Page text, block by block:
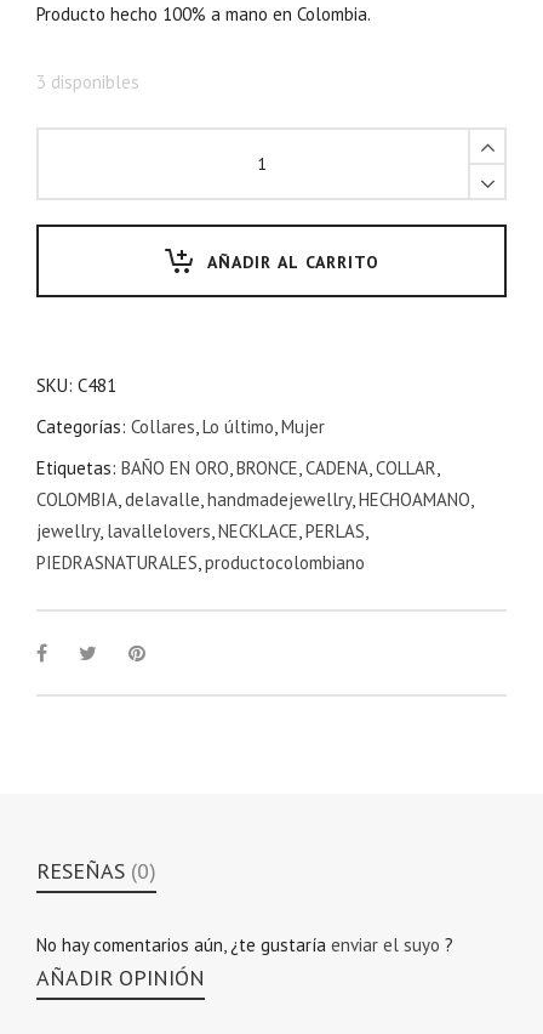
Producto hecho 100% a mano en Colombia.
3 disponibles
AÑADIR AL CARRITO
SKU: C481
Categorías: Collares,Lo último,Mujer
Etiquetas: BAÑO EN ORO,BRONCE,CADENA,COLLAR,
COLOMBIA,delavalle,handmadejewellry,HECHOAMANO,
jewellry, lavallelovers,NECKLACE,PERLAS,
PIEDRASNATURALES,productocolombiano
RESEÑAS (0)
No hay comentarios aún, ¿te gustaría enviar el suyo ?
AÑADIR OPINIÓN